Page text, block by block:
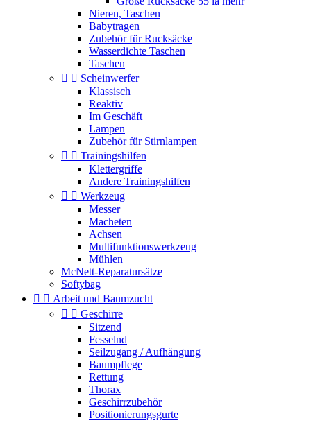
Nieren, Taschen
Babytragen
Zubehör für Rucksäcke
Wasserdichte Taschen
Taschen
  Scheinwerfer
Klassisch
Reaktiv
Im Geschäft
Lampen
Zubehör für Stirnlampen
  Trainingshilfen
Klettergriffe
Andere Trainingshilfen
  Werkzeug
Messer
Macheten
Achsen
Multifunktionswerkzeug
Mühlen
McNett-Reparatursätze
Softybag
  Arbeit und Baumzucht
  Geschirre
Sitzend
Fesselnd
Seilzugang / Aufhängung
Baumpflege
Rettung
Thorax
Geschirrzubehör
Positionierungsgurte